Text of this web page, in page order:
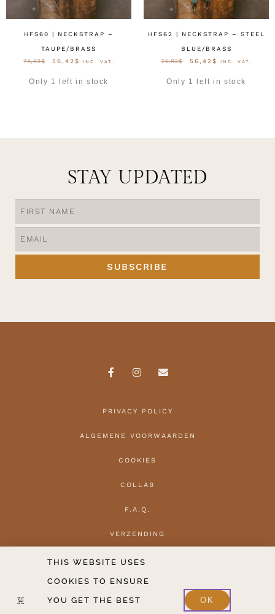
HFS60 | NECKSTRAP –
TAUPE/BRASS
74,83$ 56,42 $ INC. VAT.
Only 1 left in stock
HFS62 | NECKSTRAP – STEEL
BLUE/BRASS
74,83$ 56,42 $ INC. VAT.
Only 1 left in stock
STAY UPDATED
SUBSCRIBE
PRIVACY POLICY
ALGEMENE VOORWAARDEN
COOKIES
COLLAB
F.A.Q.
VERZENDING
HERROEPEN
CONTACT
THIS WEBSITE USES
COOKIES TO ENSURE
YOU GET THE BEST OK